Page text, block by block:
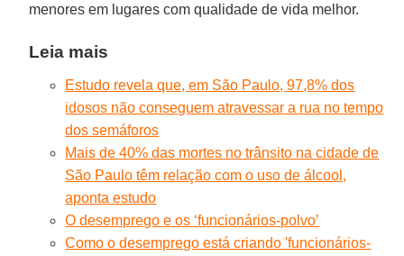
menores em lugares com qualidade de vida melhor.
Leia mais
Estudo revela que, em São Paulo, 97,8% dos
idosos não conseguem atravessar a rua no tempo
dos semáforos
Mais de 40% das mortes no trânsito na cidade de
São Paulo têm relação com o uso de álcool,
aponta estudo
O desemprego e os ‘funcionários-polvo’
Como o desemprego está criando 'funcionários-